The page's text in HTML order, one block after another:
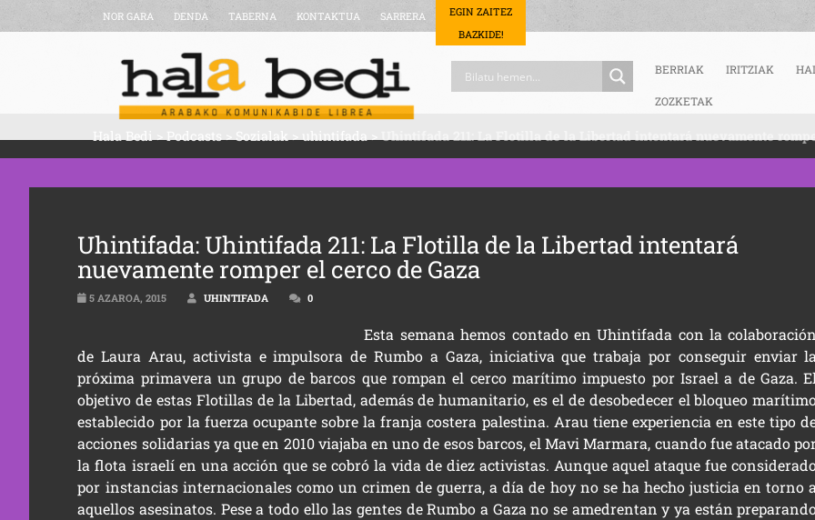
NOR GARA DENDA TABERNA KONTAKTUA SARRERA
EGIN ZAITEZ
BAZKIDE!
BERRIAK IRITZIAK
ZOZKETAK
Hala Bedi>Podcasts>Sozialak>uhintifada>Uhintifada 211: La Flotilla de la Libertad intentará nuevamente
Uhintifada: Uhintifada 211: La Flotilla de la Libertad intentará
nuevamente romper el cerco de Gaza
5 AZAROA, 2015 UHINTIFADA 0
Esta semana hemos contado en Uhintifada con la colaboración
de Laura Arau, activista e impulsora deRumbo a Gaza, iniciativa que trabaja por conseguir enviar la
próxima primavera un grupo de barcos que rompan el cerco marítimo impuesto por Israel a de Gaza. El
objetivo de estas Flotillas de la Libertad, además de humanitario, es el de desobedecer el bloqueo
establecido por la fuerza ocupante sobre la franja costera palestina. Arau tiene experiencia en este tipo
acciones solidarias ya que en 2010 viajaba en uno de esos barcos, el Mavi Marmara, cuando fue atacado
la flota israelí en una acción que se cobró la vida de diez activistas. Aunque aquel ataque fue
por instancias internacionales como un crimen de guerra, a día de hoy no se ha hecho justicia en torno a
aquellos asesinatos. Pese a todo ello las gentes de Rumbo a Gaza no se amedrentan y ya están